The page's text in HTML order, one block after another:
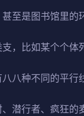
至是图书馆里的
，比如某个个体
八种不同的平行
潜行者、疯狂的